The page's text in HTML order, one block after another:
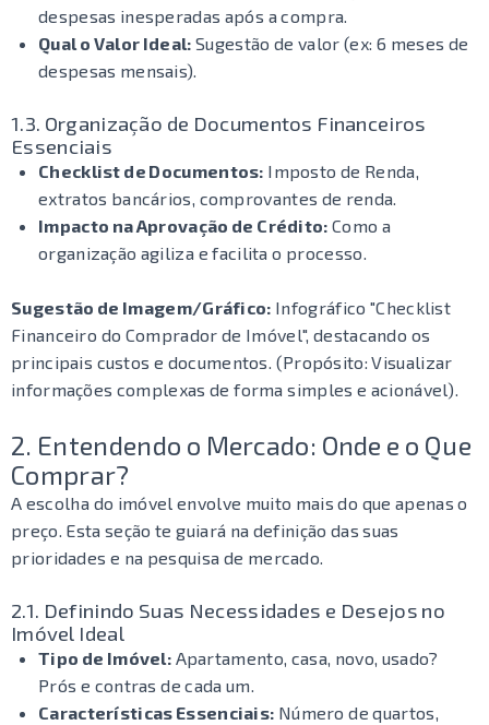
despesas inesperadas após a compra.
Qual o Valor Ideal: Sugestão de valor (ex: 6 meses de
despesas mensais).
1.3. Organização de Documentos Financeiros
Essenciais
Checklist de Documentos: Imposto de Renda,
extratos bancários, comprovantes de renda.
Impacto na Aprovação de Crédito: Como a
organização agiliza e facilita o processo.
Sugestão de Imagem/Gráfico: Infográfico "Checklist
Financeiro do Comprador de Imóvel", destacando os
principais custos e documentos. (Propósito: Visualizar
informações complexas de forma simples e acionável).
2. Entendendo o Mercado: Onde e o Que
Comprar?
A escolha do imóvel envolve muito mais do que apenas o
preço. Esta seção te guiará na definição das suas
prioridades e na pesquisa de mercado.
2.1. Definindo Suas Necessidades e Desejos no
Imóvel Ideal
Tipo de Imóvel: Apartamento, casa, novo, usado?
Prós e contras de cada um.
Características Essenciais: Número de quartos,